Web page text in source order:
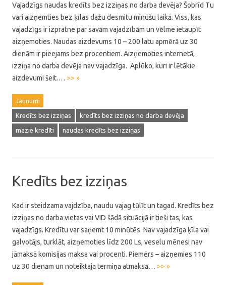
Vajadzīgs naudas kredīts bez izziņas no darba devēja? Šobrīd Tu
vari aizņemties bez ķīlas dažu desmitu minūšu laikā. Viss, kas
vajadzīgs ir izpratne par savām vajadzībām un vēlme ietaupīt
aizņemoties. Naudas aizdevums 10 – 200 latu apmērā uz 30
dienām ir pieejams bez procentiem. Aizņemoties internetā,
izziņa no darba devēja nav vajadzīga. Aplūko, kuri ir lētākie
aizdevumi šeit.… >> »
Jaunumi
Kredīts bez izziņas kredīts bez izziņas no darba devēja
mazie kredīti naudas kredīts bez izziņas
Kredīts bez izziņas
Kad ir steidzama vajdzība, naudu vajag tūlīt un tagad. Kredīts bez
izziņas no darba vietas vai VID šādā situācijā ir tieši tas, kas
vajadzīgs. Kredītu var saņemt 10 minūtēs. Nav vajadzīga ķīla vai
galvotājs, turklāt, aizņemoties līdz 200 Ls, veselu mēnesi nav
jāmaksā komisijas maksa vai procenti. Piemērs – aizņemies 110
uz 30 dienām un noteiktajā termiņā atmaksā… >> »